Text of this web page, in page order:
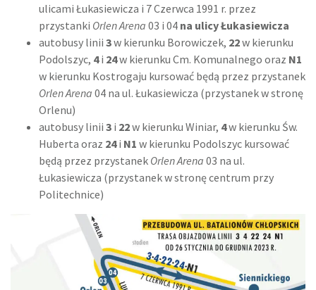
ulicami Łukasiewicza i 7 Czerwca 1991 r. przez
przystanki Orlen Arena 03 i 04 na ulicy Łukasiewicza
autobusy linii 3w kierunku Borowiczek, 22w kierunku
Podolszyc, 4i 24w kierunku Cm. Komunalnego oraz N1
w kierunku Kostrogaju kursować będą przez przystanek
Orlen Arena 04 na ul. Łukasiewicza (przystanek w stronę
Orlenu)
autobusy linii 3 i 22w kierunku Winiar, 4w kierunku Św.
Huberta oraz 24i N1 w kierunku Podolszyc kursować
będą przez przystanek Orlen Arena 03 na ul.
Łukasiewicza (przystanek w stronę centrum przy
Politechnice)